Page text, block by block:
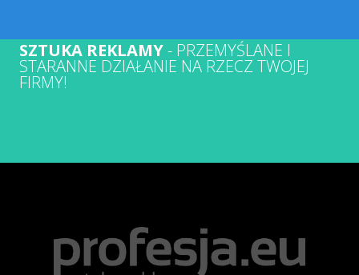
SZTUKA REKLAMY- PRZEMYŚLANE I
STARANNE DZIAŁANIE NA RZECZ TWOJEJ
FIRMY!